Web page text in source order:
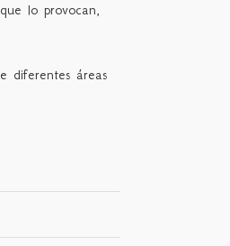
lo provocan,
diferentes áreas